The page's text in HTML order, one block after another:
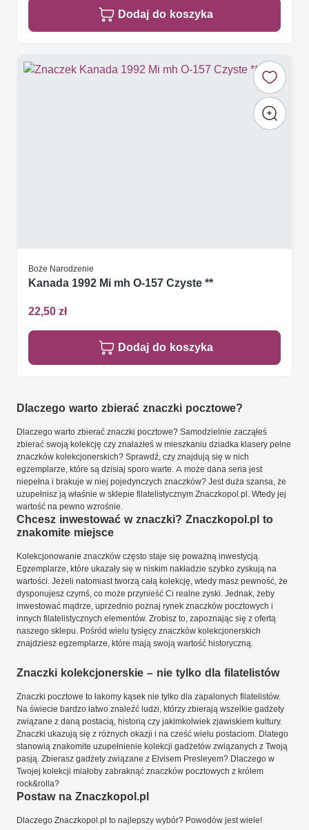
Dodaj do koszyka
Boże Narodzenie
Kanada 1992 Mi mh O-157 Czyste **
22,50 zł
Dodaj do koszyka
Dlaczego warto zbierać znaczki pocztowe?
Dlaczego warto zbierać znaczki pocztowe? Samodzielnie zacząłeś
zbierać swoją kolekcję czy znalazłeś w mieszkaniu dziadka klasery pełne
znaczków kolekcjonerskich? Sprawdź, czy znajdują się w nich
egzemplarze, które są dzisiaj sporo warte. A może dana seria jest
niepełna i brakuje w niej pojedynczych znaczków? Jest duża szansa, że
uzupełnisz ją właśnie w sklepie filatelistycznym Znaczkopol.pl. Wtedy jej
wartość na pewno wzrośnie.
Chcesz inwestować w znaczki? Znaczkopol.pl to
znakomite miejsce
Kolekcjonowanie znaczków często staje się poważną inwestycją.
Egzemplarze, które ukazały się w niskim nakładzie szybko zyskują na
wartości. Jeżeli natomiast tworzą całą kolekcję, wtedy masz pewność, że
dysponujesz czymś, co może przynieść Ci realne zyski. Jednak, żeby
inwestować mądrze, uprzednio poznaj rynek znaczków pocztowych i
innych filatelistycznych elementów. Zrobisz to, zapoznając się z ofertą
naszego sklepu. Pośród wielu tysięcy znaczków kolekcjonerskich
znajdziesz egzemplarze, które mają swoją wartość historyczną.
Znaczki kolekcjonerskie – nie tylko dla filatelistów
Znaczki pocztowe to łakomy kąsek nie tylko dla zapalonych filatelistów.
Na świecie bardzo łatwo znaleźć ludzi, którzy zbierają wszelkie gadżety
związane z daną postacią, historią czy jakimkolwiek zjawiskiem kultury.
Znaczki ukazują się z różnych okazji i na cześć wielu postaciom. Dlatego
stanowią znakomite uzupełnienie kolekcji gadżetów związanych z Twoją
pasją. Zbierasz gadżety związane z Elvisem Presleyem? Dlaczego w
Twojej kolekcji miałoby zabraknąć znaczków pocztowych z królem
rock&rolla?
Postaw na Znaczkopol.pl
Dlaczego Znaczkopol.pl to najlepszy wybór? Powodów jest wiele!